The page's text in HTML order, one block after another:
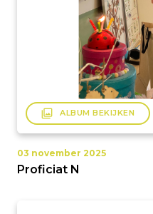
filter ALBUM BEKIJKEN
03 november 2025
Proficiat N